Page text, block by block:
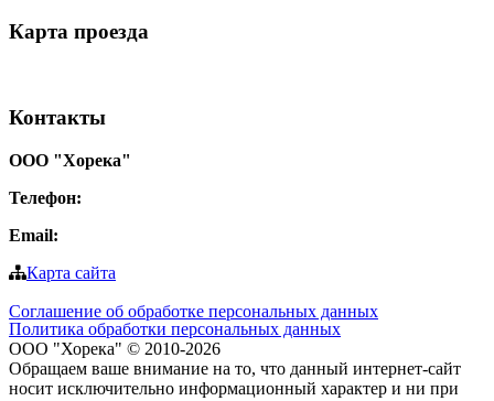
Карта проезда
Контакты
ООО "Хорека"
Телефон:
Email:
Карта сайта
Соглашение об обработке персональных данных
Политика обработки персональных данных
ООО "Хорека" © 2010-2026
Обращаем ваше внимание на то, что данный интернет-сайт
носит исключительно информационный характер и ни при